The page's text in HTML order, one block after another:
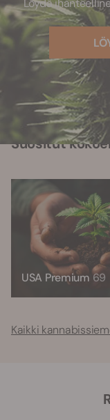
Löydä
Suositut
Kaikki
USA Premium 69